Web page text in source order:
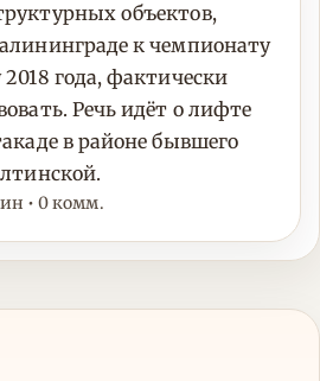
объектов,
к чемпионату
года, фактически
Речь идёт о лифте
в районе бывшего
• 0 комм.